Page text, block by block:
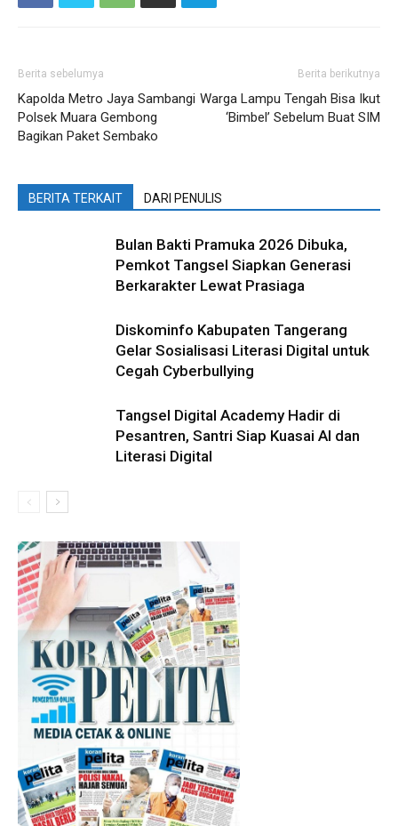
Berita sebelumya
Kapolda Metro Jaya Sambangi
Polsek Muara Gembong
Bagikan Paket Sembako
Berita berikutnya
Warga Lampu Tengah Bisa Ikut
‘Bimbel’ Sebelum Buat SIM
BERITA TERKAIT DARI PENULIS
Bulan Bakti Pramuka 2026 Dibuka,
Pemkot Tangsel Siapkan Generasi
Berkarakter Lewat Prasiaga
Diskominfo Kabupaten Tangerang
Gelar Sosialisasi Literasi Digital untuk
Cegah Cyberbullying
Tangsel Digital Academy Hadir di
Pesantren, Santri Siap Kuasai AI dan
Literasi Digital